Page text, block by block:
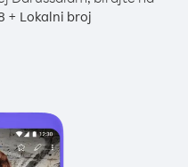
+ Lokalni broj